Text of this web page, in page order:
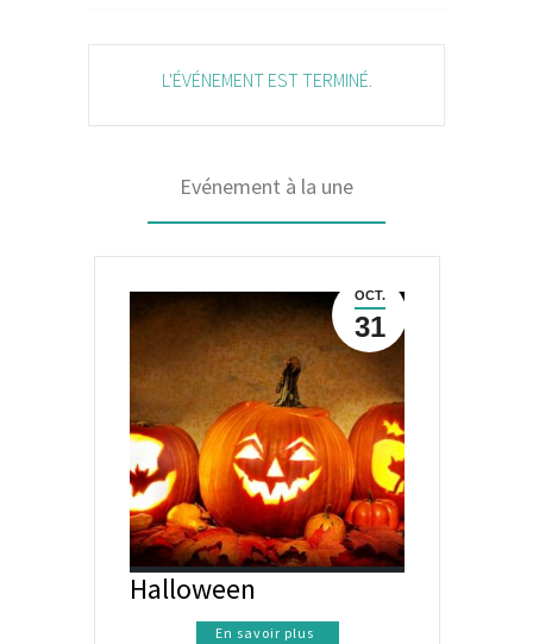
L'ÉVÉNEMENT EST TERMINÉ.
Evénement à la une
OCT.
31
Halloween
En savoir plus